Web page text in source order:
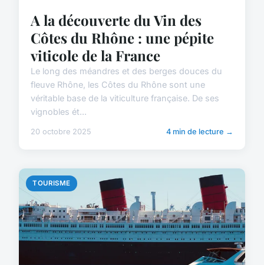
A la découverte du Vin des
Côtes du Rhône : une pépite
viticole de la France
Le long des méandres et des berges douces du
fleuve Rhône, les Côtes du Rhône sont une
véritable base de la viticulture française. De ses
vignobles ét...
20 octobre 2025 4 min de lecture →
TOURISME